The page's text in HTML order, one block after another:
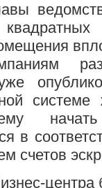
в
счетов
центра